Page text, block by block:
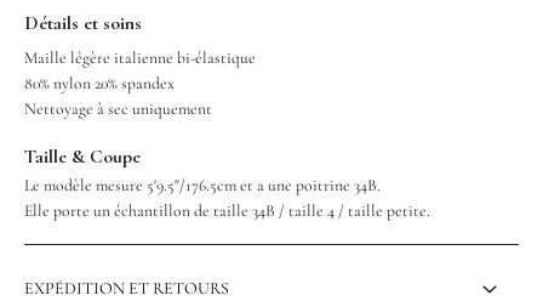
Détails et soins
Maille légère italienne bi-élastique
80% nylon 20% spandex
Nettoyage à sec uniquement
Taille & Coupe
Le modèle mesure 5'9.5"/176.5cm et a une poitrine 34B.
Elle porte un échantillon de taille 34B / taille 4 / taille petite.
EXPÉDITION ET RETOURS